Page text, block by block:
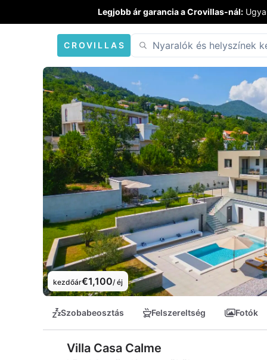
Legjobb ár garancia a Crovillas-nál:
CROVILLAS
kezdőár€1,100/ éj
Szobabeosztás Felszereltség Fotók
Villa Casa Calme